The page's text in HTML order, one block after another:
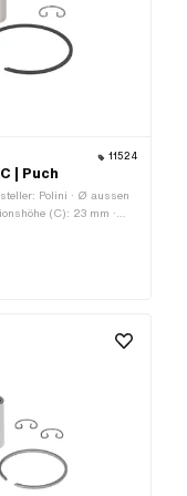
11524
| Puch
Polini · Ø aussen
(C): 23 mm ·
(B): 12 mm ·